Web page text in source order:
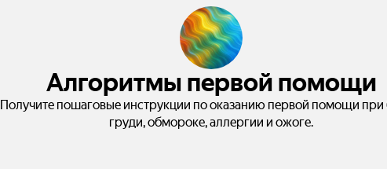
Алгоритмы первой помощи
Получите пошаговые инструкции по оказанию первой помощи при
груди, обмороке, аллергии и ожоге.